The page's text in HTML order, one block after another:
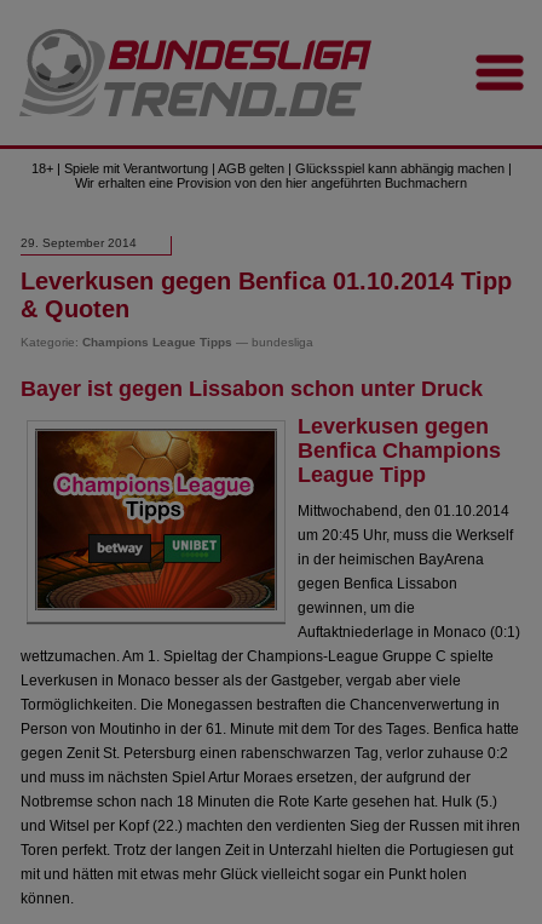
18+ | Spiele mit Verantwortung | AGB gelten | Glücksspiel kann abhängig machen |
Wir erhalten eine Provision von den hier angeführten Buchmachern
29. September 2014
Leverkusen gegen Benfica 01.10.2014 Tipp
& Quoten
Kategorie:Champions League Tipps — bundesliga
Bayer ist gegen Lissabon schon unter Druck
Leverkusen gegen
Benfica Champions
League Tipp
Mittwochabend, den 01.10.2014
um 20:45 Uhr, muss die Werkself
in der heimischen BayArena
gegen Benfica Lissabon
gewinnen, um die
Auftaktniederlage in Monaco (0:1)
wettzumachen. Am 1. Spieltag der Champions-League Gruppe C spielte
Leverkusen in Monaco besser als der Gastgeber, vergab aber viele
Tormöglichkeiten. Die Monegassen bestraften die Chancenverwertung in
Person von Moutinho in der 61. Minute mit dem Tor des Tages. Benfica hatte
gegen Zenit St. Petersburg einen rabenschwarzen Tag, verlor zuhause 0:2
und muss im nächsten Spiel Artur Moraes ersetzen, der aufgrund der
Notbremse schon nach 18 Minuten die Rote Karte gesehen hat. Hulk (5.)
und Witsel per Kopf (22.) machten den verdienten Sieg der Russen mit ihren
Toren perfekt. Trotz der langen Zeit in Unterzahl hielten die Portugiesen gut
mit und hätten mit etwas mehr Glück vielleicht sogar ein Punkt holen
können.